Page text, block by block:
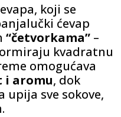
koji se
ćevap
“četvorkama” –
kvadratnu
omogućava
i aromu, dok
upija sve sokove,